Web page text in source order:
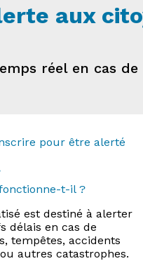
aux
réel en cas
pour être alerté
t-il ?
est destiné à alerter
délais en cas de
tempêtes, accidents
autres catastrophes.